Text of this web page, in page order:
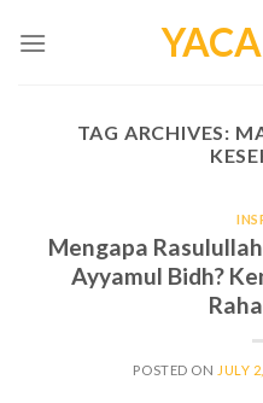
TAG ARCHIVES:
Mengapa
Ayyamul Bidh?
POSTED ON JULY